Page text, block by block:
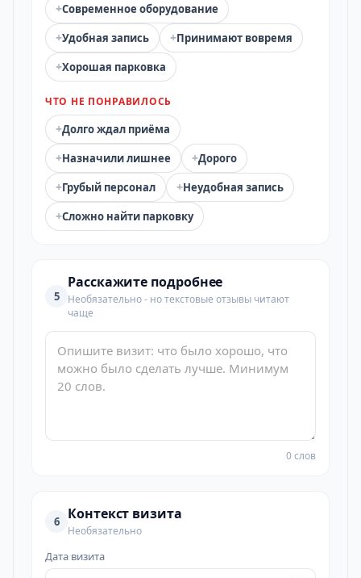
+Современное оборудование
+Удобная запись +Принимают вовремя
+Хорошая парковка
ЧТО НЕ ПОНРАВИЛОСЬ
+Долго ждал приёма
+Назначили лишнее +Дорого
+Грубый персонал +Неудобная запись
+Сложно найти парковку
5
Расскажите подробнее
Необязательно - но текстовые отзывы читают
чаще
0 слов
6 Контекст визита
Необязательно
Дата визита